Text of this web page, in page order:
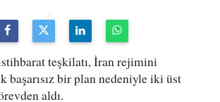
teşkilatı, İran rejimini
başarısız bir plan nedeniyle iki üst
aldı.